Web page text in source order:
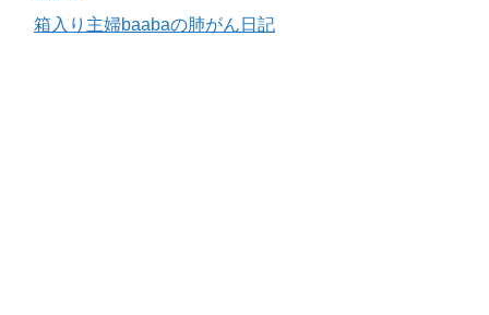
箱入り主婦baabaの肺がん日記